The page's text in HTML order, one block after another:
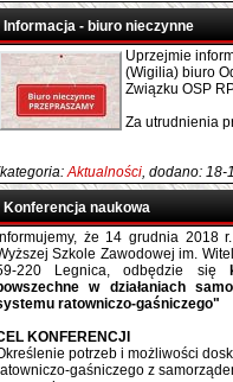
Informacja - biuro nieczynne
Uprzejmie
(Wigilia) biuro
Związku OSP
Za utrudnienia
Aktualności, dodano: 18-
Konferencja naukowa
Informujemy, że 14 grudnia 2018
Szkole Zawodowej im.
220 Legnica, odbędzie się
w działaniach
ratowniczo-gaśniczego"
KONFERENCJI
potrzeb i możliwości
gaśniczego z